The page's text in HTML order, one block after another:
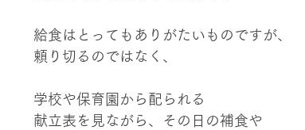
給食はとってもありがたいものですが、
頼り切るのではなく、
学校や保育園から配られる
献立表を見ながら、その日の補食や